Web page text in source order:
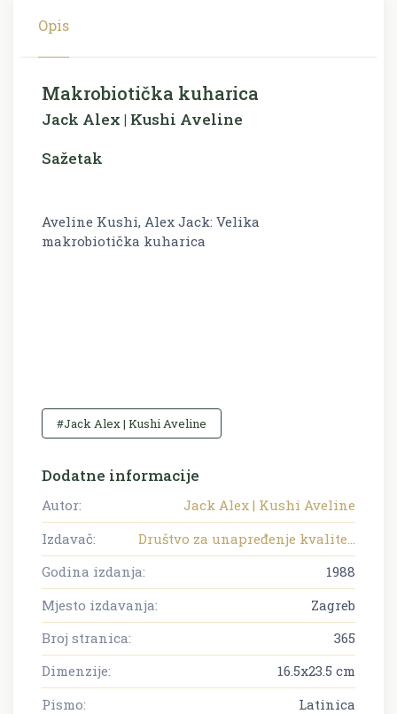
Opis
Makrobiotička kuharica
Jack Alex | Kushi Aveline
Sažetak
Aveline Kushi, Alex Jack: Velika
makrobiotička kuharica
#Jack Alex | Kushi Aveline
Dodatne informacije
Autor:
Jack Alex | Kushi Aveline
Izdavač:
Društvo za unapređenje kvalite...
Godina izdanja:
1988
Mjesto izdavanja:
Zagreb
Broj stranica:
365
Dimenzije:
16.5x23.5 cm
Pismo:
Latinica